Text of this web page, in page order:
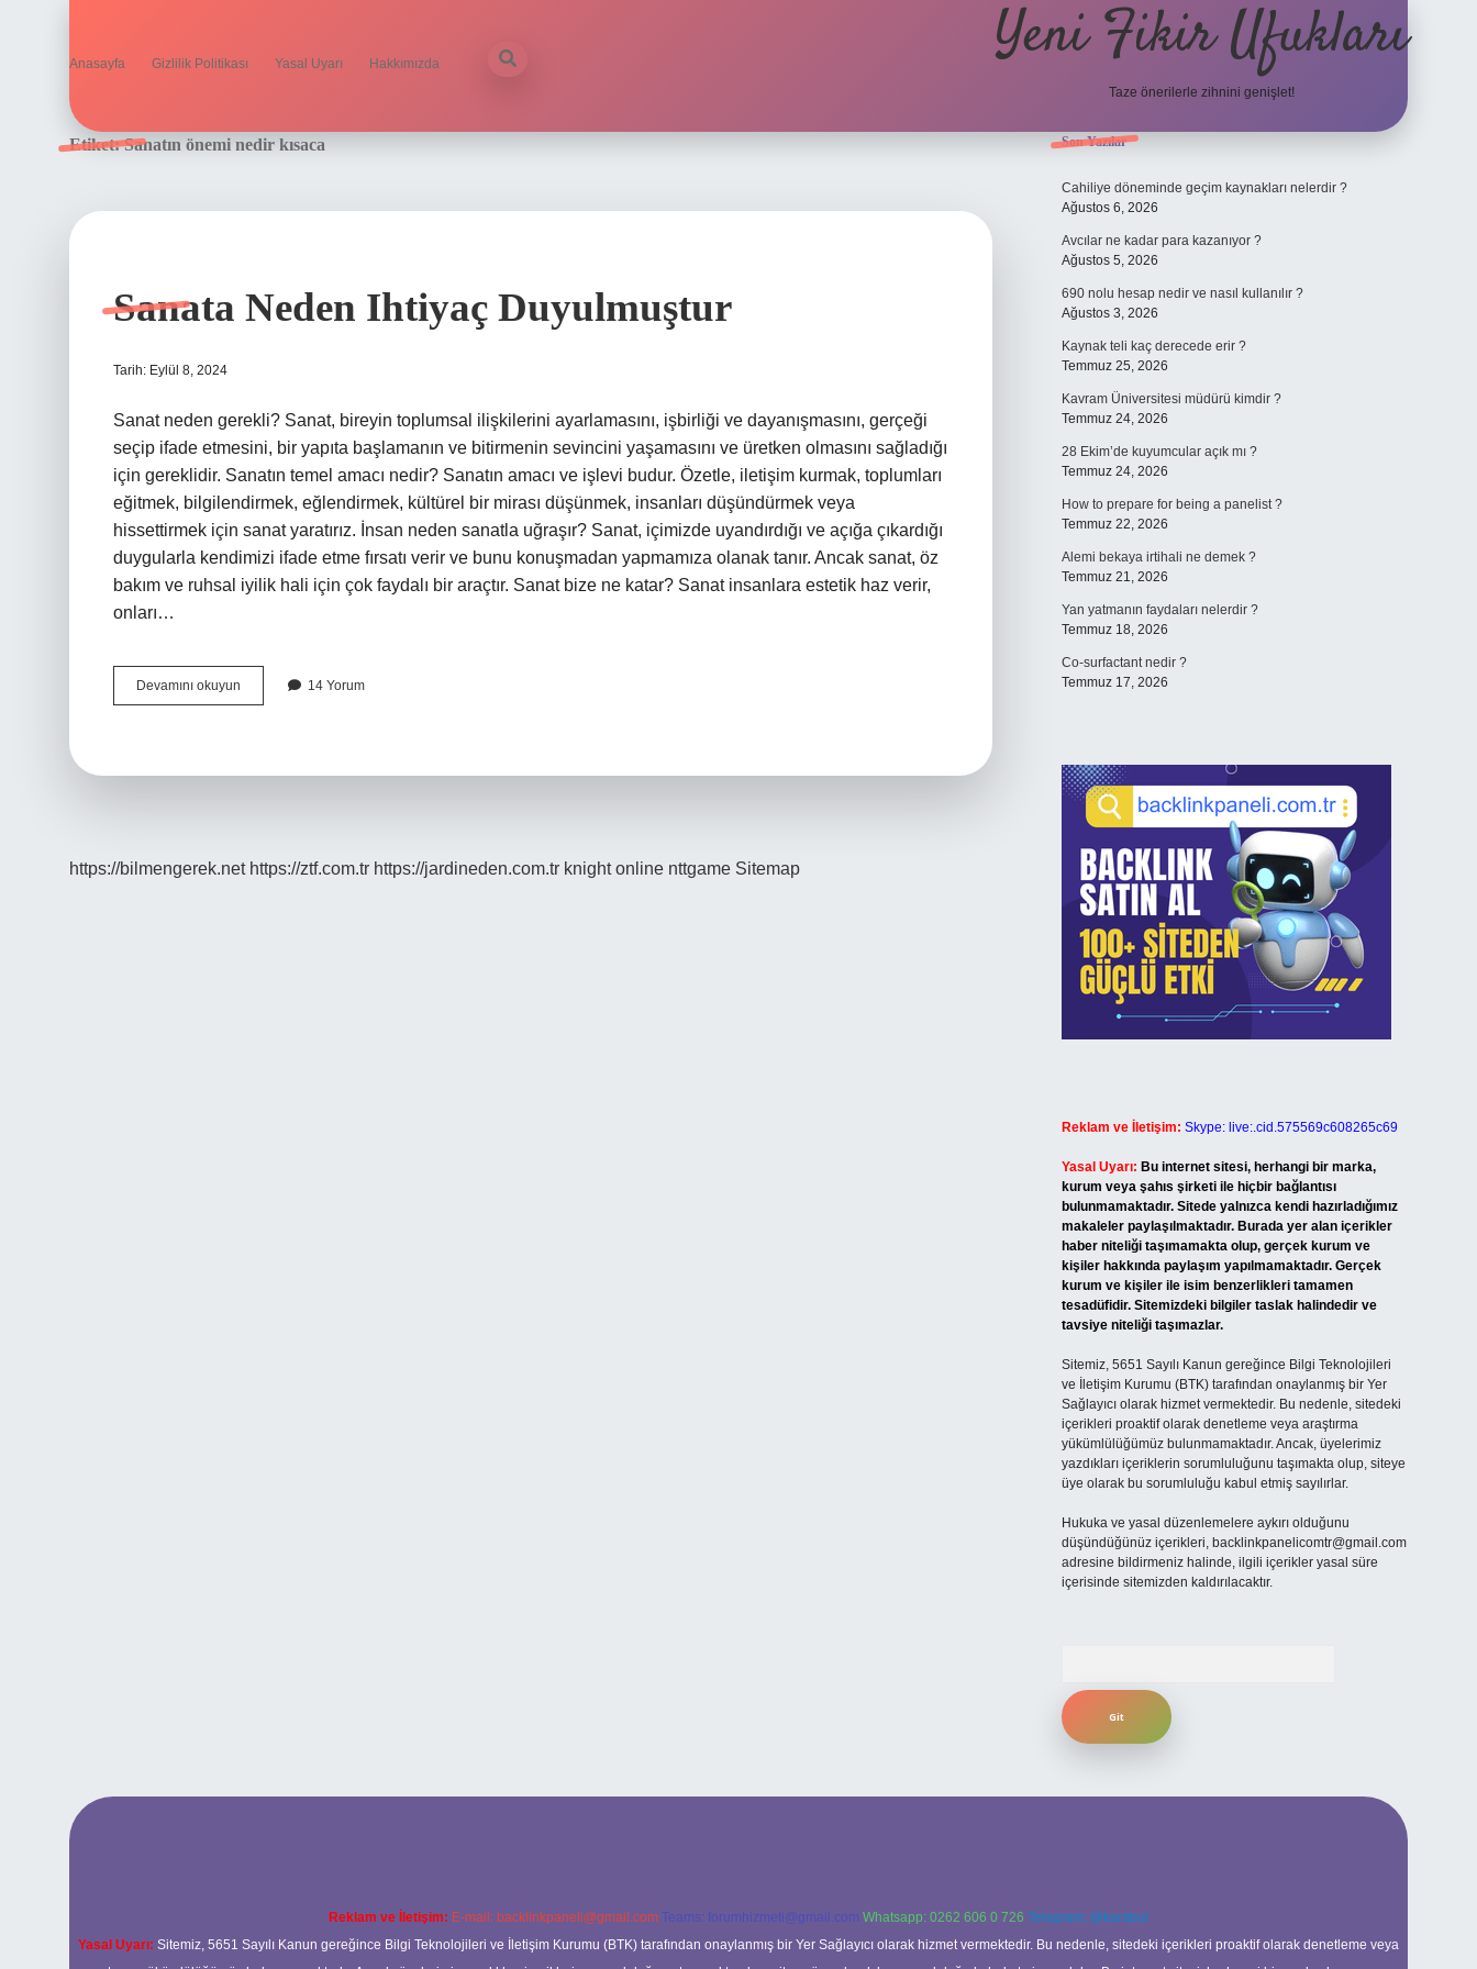
Anasayfa Gizlilik Politikası Yasal Uyarı Hakkımızda Yeni Fikir Ufukları
Taze önerilerle zihnini genişlet!
Etiket:Sanatın önemi nedir kısaca
Sanata Neden Ihtiyaç Duyulmuştur
Tarih: Eylül 8, 2024
Sanat neden gerekli? Sanat, bireyin toplumsal ilişkilerini ayarlamasını, işbirliği ve dayanışmasını, gerçeği
seçip ifade etmesini, bir yapıta başlamanın ve bitirmenin sevincini yaşamasını ve üretken olmasını sağladığı
için gereklidir. Sanatın temel amacı nedir? Sanatın amacı ve işlevi budur. Özetle, iletişim kurmak, toplumları
eğitmek, bilgilendirmek, eğlendirmek, kültürel bir mirası düşünmek, insanları düşündürmek veya
hissettirmek için sanat yaratırız. İnsan neden sanatla uğraşır? Sanat, içimizde uyandırdığı ve açığa çıkardığı
duygularla kendimizi ifade etme fırsatı verir ve bunu konuşmadan yapmamıza olanak tanır. Ancak sanat, öz
bakım ve ruhsal iyilik hali için çok faydalı bir araçtır. Sanat bize ne katar? Sanat insanlara estetik haz verir,
onları…
Devamını okuyun
Neden
14 Yorum
https://bilmengerek.net https://ztf.com.tr https://jardineden.com.tr knight online nttgame Sitemap
Sidebar
Son Yazılar
Cahiliye döneminde geçim kaynakları nelerdir ?
Ağustos 6, 2026
Avcılar ne kadar para kazanıyor ?
Ağustos 5, 2026
690 nolu hesap nedir ve nasıl kullanılır ?
Ağustos 3, 2026
Kaynak teli kaç derecede erir ?
Temmuz 25, 2026
Kavram Üniversitesi müdürü kimdir ?
Temmuz 24, 2026
28 Ekim’de kuyumcular açık mı ?
Temmuz 24, 2026
How to prepare for being a panelist ?
Temmuz 22, 2026
Alemi bekaya irtihali ne demek ?
Temmuz 21, 2026
Yan yatmanın faydaları nelerdir ?
Temmuz 18, 2026
Co-surfactant nedir ?
Temmuz 17, 2026
Reklam ve İletişim: Skype: live:.cid.575569c608265c69
Yasal Uyarı: Bu internet sitesi, herhangi bir marka,
kurum veya şahıs şirketi ile hiçbir bağlantısı
bulunmamaktadır. Sitede yalnızca kendi hazırladığımız
makaleler paylaşılmaktadır. Burada yer alan içerikler
haber niteliği taşımamakta olup, gerçek kurum ve
kişiler hakkında paylaşım yapılmamaktadır. Gerçek
kurum ve kişiler ile isim benzerlikleri tamamen
tesadüfidir. Sitemizdeki bilgiler taslak halindedir ve
tavsiye niteliği taşımazlar.
Sitemiz, 5651 Sayılı Kanun gereğince Bilgi Teknolojileri
ve İletişim Kurumu (BTK) tarafından onaylanmış bir Yer
Sağlayıcı olarak hizmet vermektedir. Bu nedenle, sitedeki
içerikleri proaktif olarak denetleme veya araştırma
yükümlülüğümüz bulunmamaktadır. Ancak, üyelerimiz
yazdıkları içeriklerin sorumluluğunu taşımakta olup, siteye
üye olarak bu sorumluluğu kabul etmiş sayılırlar.
Hukuka ve yasal düzenlemelere aykırı olduğunu
düşündüğünüz içerikleri, backlinkpanelicomtr@gmail.com
adresine bildirmeniz halinde, ilgili içerikler yasal süre
içerisinde sitemizden kaldırılacaktır.
Reklam ve İletişim: E-mail: backlinkpaneli@gmail.com Teams: forumhizmeti@gmail.com Whatsapp: 0262 606 0 726 Telegram: @karabul
Yasal Uyarı: Sitemiz, 5651 Sayılı Kanun gereğince Bilgi Teknolojileri ve İletişim Kurumu (BTK) tarafından onaylanmış bir Yer Sağlayıcı olarak hizmet vermektedir. Bu nedenle, sitedeki içerikleri proaktif olarak denetleme veya